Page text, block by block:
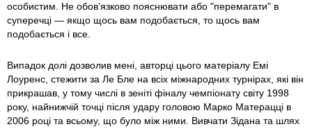
особистим. Не обов’язково пояснювати або "перемагати" в
суперечці — якщо щось вам подобається, то щось вам
подобається і все.
Випадок долі дозволив мені, авторці цього матеріалу Емі
Лоуренс, стежити за Ле Бле на всіх міжнародних турнірах, які він
прикрашав, у тому числі в зеніті фіналу чемпіонату світу 1998
року, найнижчій точці після удару головою Марко Матерацці в
2006 році та всьому, що було між ними. Вивчати Зідана та шлях